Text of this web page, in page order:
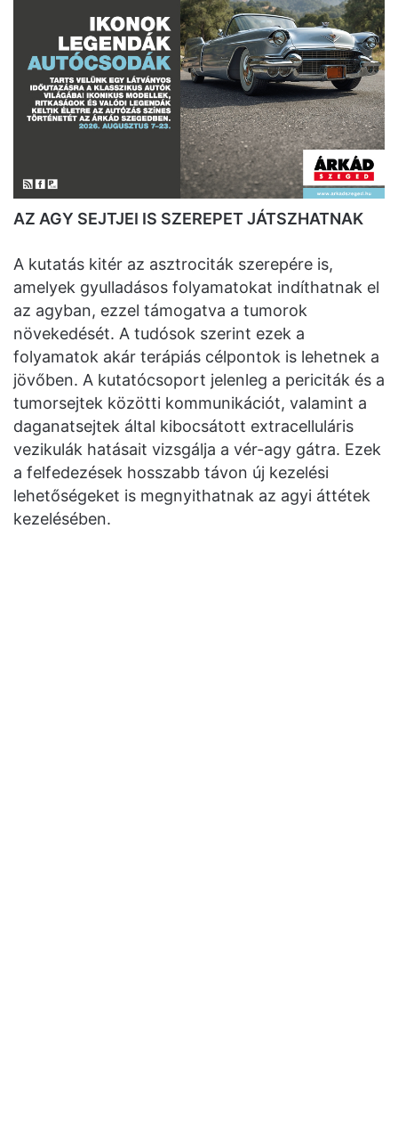
AZ AGY SEJTJEI IS SZEREPET JÁTSZHATNAK
A kutatás kitér az asztrociták szerepére is,
amelyek gyulladásos folyamatokat indíthatnak el
az agyban, ezzel támogatva a tumorok
növekedését. A tudósok szerint ezek a
folyamatok akár terápiás célpontok is lehetnek a
jövőben. A kutatócsoport jelenleg a periciták és a
tumorsejtek közötti kommunikációt, valamint a
daganatsejtek által kibocsátott extracelluláris
vezikulák hatásait vizsgálja a vér-agy gátra. Ezek
a felfedezések hosszabb távon új kezelési
lehetőségeket is megnyithatnak az agyi áttétek
kezelésében.